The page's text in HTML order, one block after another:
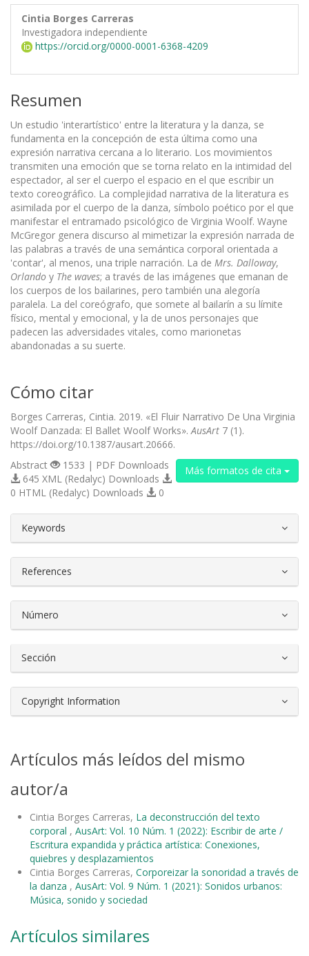
Cintia Borges Carreras
Investigadora independiente
https://orcid.org/0000-0001-6368-4209
Resumen
Un estudio 'interartístico' entre la literatura y la danza, se
fundamenta en la concepción de esta última como una
expresión narrativa cercana a lo literario. Los movimientos
transmiten una emoción que se torna relato en la intimidad del
espectador, al ser el cuerpo el espacio en el que escribir un
texto coreográfico. La complejidad narrativa de la literatura es
asimilada por el cuerpo de la danza, símbolo poético por el que
manifestar el entramado psicológico de Virginia Woolf. Wayne
McGregor genera discurso al mimetizar la expresión narrada de
las palabras a través de una semántica corporal orientada a
'contar', al menos, una triple narración. La de Mrs. Dalloway,
Orlando y The waves; a través de las imágenes que emanan de
los cuerpos de los bailarines, pero también una alegoría
paralela. La del coreógrafo, que somete al bailarín a su límite
físico, mental y emocional, y la de unos personajes que
padecen las adversidades vitales, como marionetas
abandonadas a su suerte.
Cómo citar
Borges Carreras, Cintia. 2019. «El Fluir Narrativo De Una Virginia
Woolf Danzada: El Ballet Woolf Works». AusArt 7 (1).
https://doi.org/10.1387/ausart.20666.
Más formatos de cita
Abstract
1533 | PDF Downloads
645 XML (Redalyc) Downloads
0 HTML (Redalyc) Downloads
0
Keywords
References
Número
Sección
Copyright Information
Artículos más leídos del mismo
autor/a
Cintia Borges Carreras, La deconstrucción del texto
corporal , AusArt: Vol. 10 Núm. 1 (2022): Escribir de arte /
Escritura expandida y práctica artística: Conexiones,
quiebres y desplazamientos
Cintia Borges Carreras, Corporeizar la sonoridad a través de
la danza , AusArt: Vol. 9 Núm. 1 (2021): Sonidos urbanos:
Música, sonido y sociedad
Artículos similares